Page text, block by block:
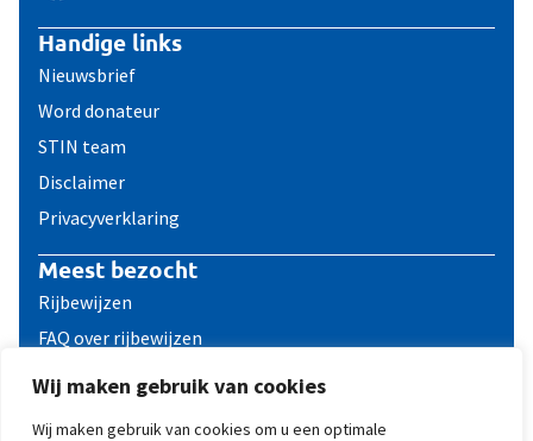
Wij maken gebruik van cookies
Wij maken gebruik van cookies om u een optimale
Handige links
Nieuwsbrief
Word donateur
STIN team
Disclaimer
Privacyverklaring
Meest bezocht
Rijbewijzen
FAQ over rijbewijzen
Reizen met een ICD